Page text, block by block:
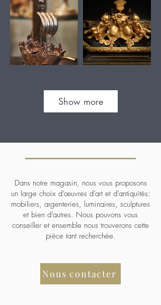
Show more
Dans notre magasin, nous vous proposons
un large choix d’œuvres d’art et d’antiquités:
mobiliers, argenteries, luminaires, sculptures
et bien d’autres. Nous pouvons vous
conseiller et ensemble nous trouverons cette
pièce tant recherchée.
Nous contacter